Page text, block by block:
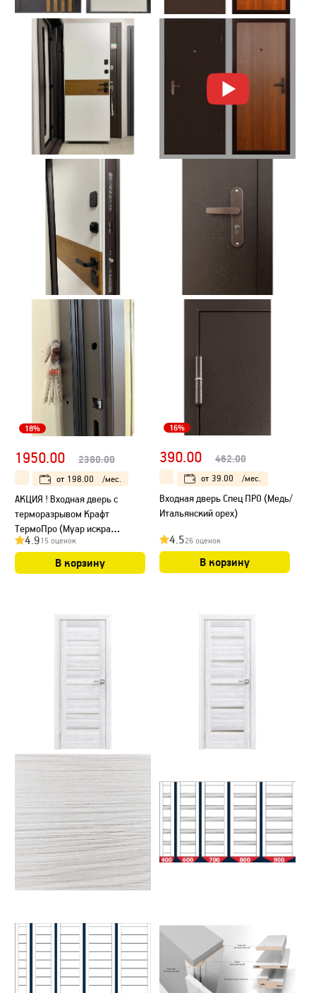
18%
1950.00 2380.00
от 198.00 /мес.
АКЦИЯ ! Входная дверь с
терморазрывом Крафт
ТермоПро (Муар искра
коричневый/ ПВХ Белый- Дуб
Вотан)
4.915 оценок
В корзину
16%
390.00 462.00
от 39.00 /мес.
Входная дверь Спец ПРО (Медь/
Итальянский орех)
4.526 оценок
В корзину